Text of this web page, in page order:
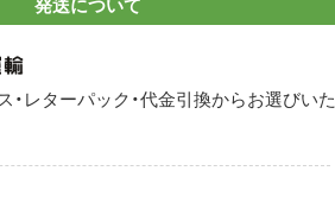
発送について
・レターパック・代金引換からお選びいた